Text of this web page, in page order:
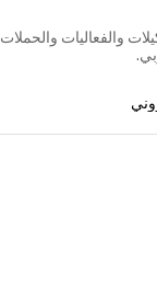
والفعاليات والحملات